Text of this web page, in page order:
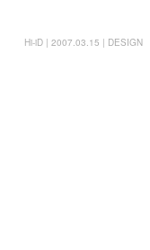
Hi-iD | 2007.03.15 | DESIGN